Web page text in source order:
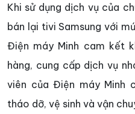
Khi sử dụng dịch vụ của
bán lại tivi Samsung với
Điện máy Minh cam kết
hàng, cung cấp dịch vụ
viên của Điện máy Minh
tháo dỡ, vệ sinh và vận